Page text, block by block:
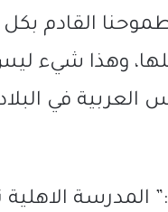
القادم
وهذا شيء
في
المدرسة الاهلية